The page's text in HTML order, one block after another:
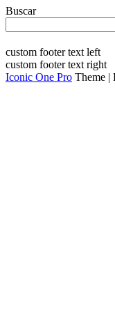
Buscar
custom footer text left
custom footer text right
Iconic One Pro Theme |